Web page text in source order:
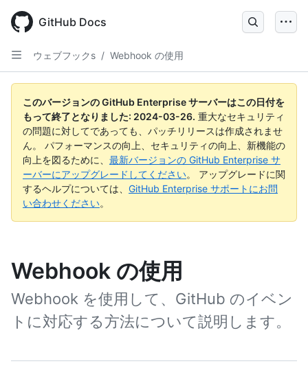
main
content
GitHub Docs
ウェブフックs / Webhook の使用
このバージョンの GitHub Enterprise サーバーはこの日付を
もって終了となりました: 2024-03-26. 重大なセキュリティ
の問題に対してであっても、パッチリリースは作成されませ
ん。 パフォーマンスの向上、セキュリティの向上、新機能の
向上を図るために、 最新バージョンの GitHub Enterprise サ
ーバーにアップグレードしてください。 アップグレードに関
するヘルプについては、 GitHub Enterprise サポートにお問
い合わせください。
Webhook の使用
Webhook を使用して、GitHub のイベン
トに対応する方法について説明します。